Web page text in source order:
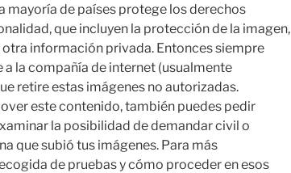
mayoría de países protege los derechos
que incluyen la protección de la imagen,
otra información privada. Entonces siempre
la compañía de internet (usualmente
retire estas imágenes no autorizadas.
este contenido, también puedes pedir
la posibilidad de demandar civil o
que subió tus imágenes. Para más
de pruebas y cómo proceder en esos